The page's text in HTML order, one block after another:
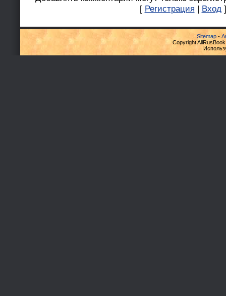
[ Регистрация | Вход ]
Sitemap-
Copyright